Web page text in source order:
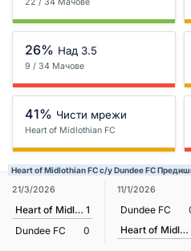
26% Над 3.5
9 / 34 Мачове
41% Чисти мрежи
Heart of Midlothian FC
Heart of Midlothian FC с/у Dundee FC
21/3/2026
Heart of Midlothian FC 1
Dundee FC
0
11/1/2026
Dundee FC
Heart of Midlothian FC